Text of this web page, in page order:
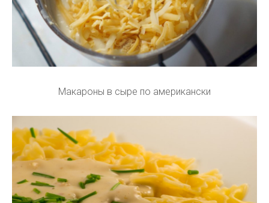
Макароны в сыре по американски